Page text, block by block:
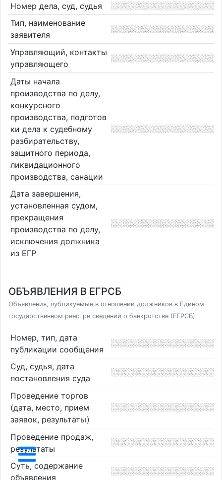
Номер дела, суд, судья
Тип, наименование
заявителя
Управляющий, контакты
управляющего
Даты начала
производства по делу,
конкурсного
производства, подготов
ки дела к судебному
разбирательству,
защитного периода,
ликвидационного
производства, санации
Дата завершения,
установленная судом,
прекращения
производства по делу,
исключения должника
из ЕГР
ОБЪЯВЛЕНИЯ В ЕГРСБ
Объявления, публикуемые в отношении должников в Едином
государственном реестре сведений о банкротстве (ЕГРСБ)
Номер, тип, дата
публикации сообщения
Суд, судья, дата
постановления суда
Проведение торгов
(дата, место, прием
заявок, результаты)
Проведение продаж,
результаты
Суть, содержание
объявления